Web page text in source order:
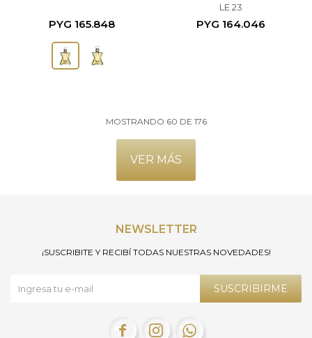
PYG 165.848
LE 23
PYG 164.046
MOSTRANDO 60 DE 176
VER MÁS
NEWSLETTER
¡SUSCRIBITE Y RECIBÍ TODAS NUESTRAS NOVEDADES!
SUSCRIBIRME
  